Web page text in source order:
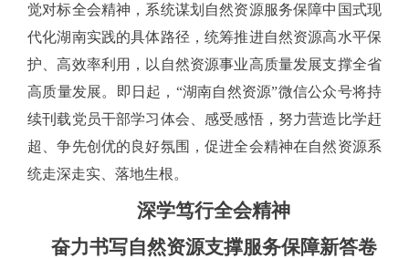
觉对标全会精神，系统谋划自然资源服务保障中国式现
代化湖南实践的具体路径，统筹推进自然资源高水平保
护、高效率利用，以自然资源事业高质量发展支撑全省
高质量发展。即日起， “湖南自然资源”微信公众号将持
续刊载党员干部学习体会、感受感悟，努力营造比学赶
超、争先创优的良好氛围，促进全会精神在自然资源系
统走深走实、落地生根。
深学笃行全会精神
奋力书写自然资源支撑服务保障新答卷